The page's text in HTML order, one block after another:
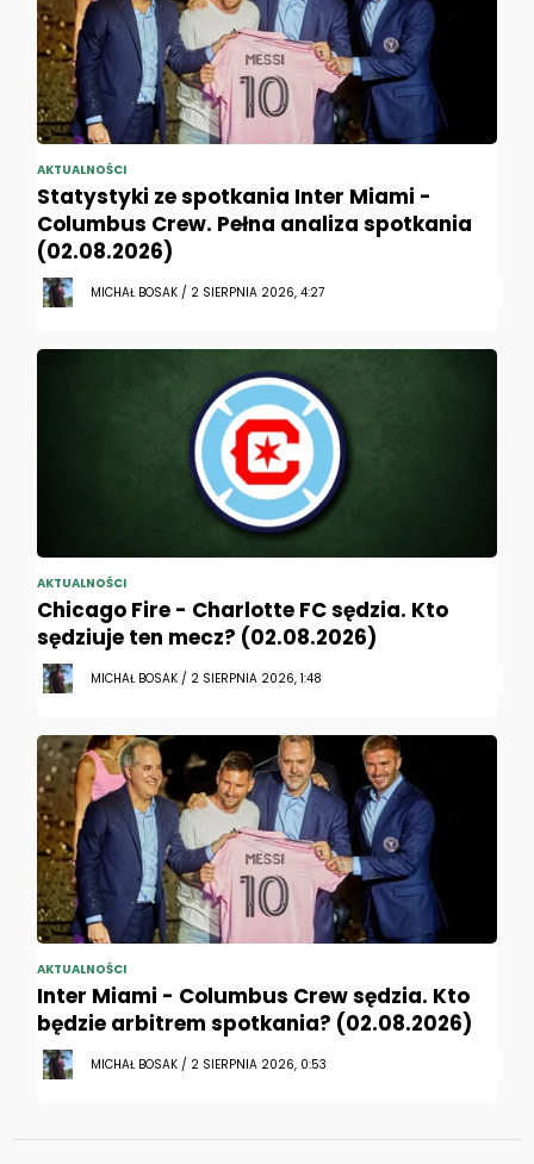
AKTUALNOŚCI
Statystyki ze spotkania Inter Miami -
Columbus Crew. Pełna analiza spotkania
(02.08.2026)
MICHAŁ BOSAK / 2 SIERPNIA 2026, 4:27
AKTUALNOŚCI
Chicago Fire - Charlotte FC sędzia. Kto
sędziuje ten mecz? (02.08.2026)
MICHAŁ BOSAK / 2 SIERPNIA 2026, 1:48
AKTUALNOŚCI
Inter Miami - Columbus Crew sędzia. Kto
będzie arbitrem spotkania? (02.08.2026)
MICHAŁ BOSAK / 2 SIERPNIA 2026, 0:53